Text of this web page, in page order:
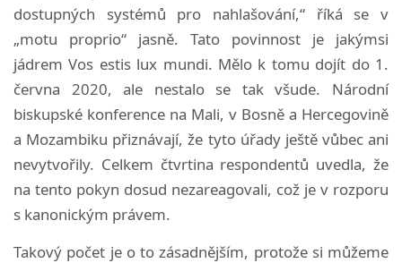
dostupných systémů pro nahlašování,“ říká se v
„motu proprio“ jasně. Tato povinnost je jakýmsi
jádrem Vos estis lux mundi. Mělo k tomu dojít do 1.
června 2020, ale nestalo se tak všude. Národní
biskupské konference na Mali, v Bosně a Hercegovině
a Mozambiku přiznávají, že tyto úřady ještě vůbec ani
nevytvořily. Celkem čtvrtina respondentů uvedla, že
na tento pokyn dosud nezareagovali, což je v rozporu
s kanonickým právem.
Takový počet je o to zásadnějším, protože si můžeme